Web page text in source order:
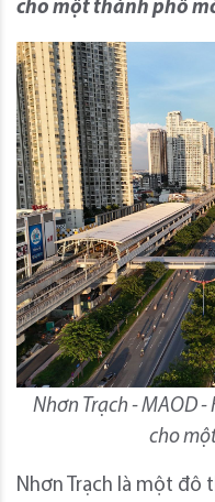
cho một thành phố
Nhơn Trạch - MAOD
cho
Nhơn Trạch là một đô